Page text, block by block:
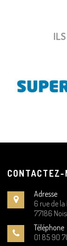
CONTACTEZ-
Adresse
6 rue de la
77186
Téléphone
01 85 90